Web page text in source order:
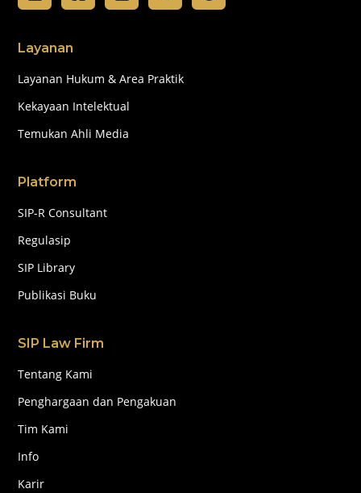
Layanan
Layanan Hukum & Area Praktik
Kekayaan Intelektual
Temukan Ahli Media
Platform
SIP-R Consultant
Regulasip
SIP Library
Publikasi Buku
SIP Law Firm
Tentang Kami
Penghargaan dan Pengakuan
Tim Kami
Info
Karir